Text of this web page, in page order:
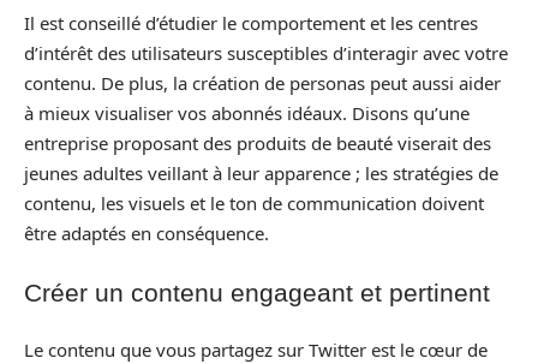
Il est conseillé d’étudier le comportement et les centres
d’intérêt des utilisateurs susceptibles d’interagir avec votre
contenu. De plus, la création de personas peut aussi aider
à mieux visualiser vos abonnés idéaux. Disons qu’une
entreprise proposant des produits de beauté viserait des
jeunes adultes veillant à leur apparence ; les stratégies de
contenu, les visuels et le ton de communication doivent
être adaptés en conséquence.
Créer un contenu engageant et pertinent
Le contenu que vous partagez sur Twitter est le cœur de